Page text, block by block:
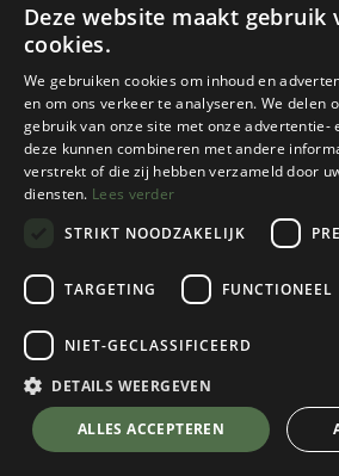
MSR
8' Adjustable Pole
€
77,95
💬 Stel je vraag over dit
Deze website maakt gebruik
cookies.
We gebruiken cookies om inhoud en
en om ons verkeer te analyseren. We delen
gebruik van onze site met onze advertentie-
deze kunnen combineren met andere
verstrekt of die zij hebben verzameld door
diensten. Lees verder
STRIKT NOODZAKELIJK
TARGETING FUNCTIONEEL
NIET-GECLASSIFICEERD
DETAILS WEERGEVEN
ALLES ACCEPTEREN